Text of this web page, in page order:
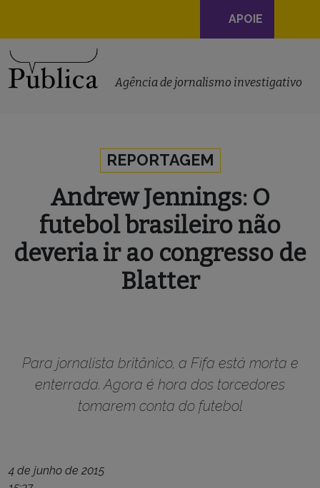
Navegação
principal
APOIE
Agência de jornalismo investigativo
REPORTAGEM
Andrew Jennings: O
futebol brasileiro não
deveria ir ao congresso de
Blatter
Para jornalista britânico, a Fifa está morta e
enterrada. Agora é hora dos torcedores
tomarem conta do futebol
4 de junho de 2015